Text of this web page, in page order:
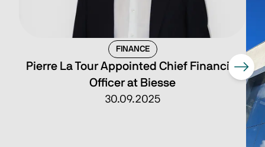
FINANCE
Pierre La Tour Appointed Chief Financial
Officer at Biesse
30.09.2025